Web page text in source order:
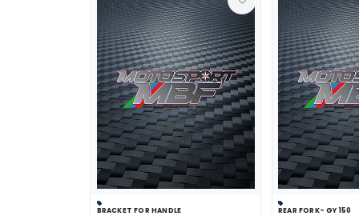
Panier Comparer
BRACKET FOR HANDLE Panier
REAR FORK- GY 150